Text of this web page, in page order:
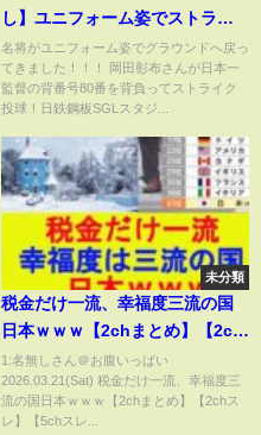
し】ユニフォーム姿でストライ
ク投球！！岡田彰布さん始球式 #
サンテレビボックス席
名将がユニフォーム姿でグラウンドへ戻っ
てきました！！！ 岡田彰布さんが日本一
監督の背番号80番を背負ってストライク
投球！日鉄鋼板SGLスタジ...
未分類
税金だけ一流、幸福度三流の国
日本ｗｗｗ【2chまとめ】【2ch
スレ】【5chスレ】【ゆっくり】
1:名無しさん＠お腹いっぱい
2026.03.21(Sat) 税金だけ一流、幸福度三
流の国日本ｗｗｗ【2chまとめ】【2chス
レ】【5chスレ...